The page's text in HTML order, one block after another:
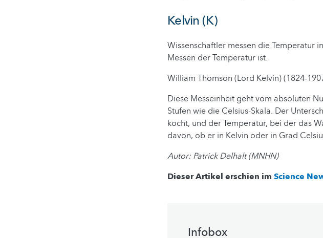
Kelvin (K)
Wissenschaftler messen die Temperatur
Messen der Temperatur ist.
William Thomson (Lord Kelvin) (1824-
Diese Messeinheit geht vom absoluten
Stufen wie die Celsius-Skala. Der
kocht, und der Temperatur, bei der das
davon, ob er in Kelvin oder in Grad
Autor: Patrick Delhalt (MNHN)
Dieser Artikel erschien im Science
Infobox